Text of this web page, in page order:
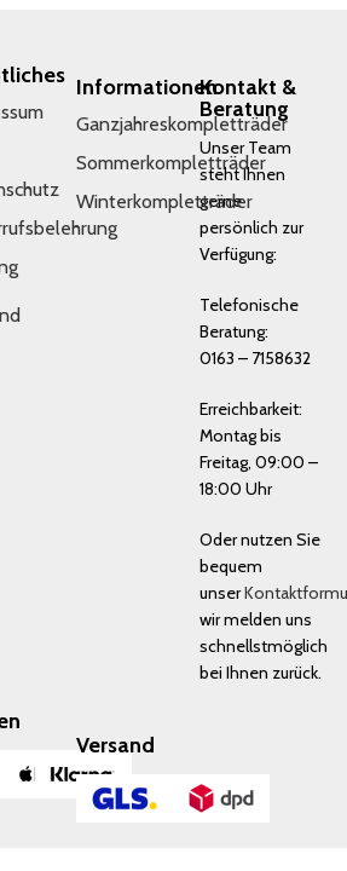
Informationen
Ganzjahreskompletträder
Sommerkompletträder
Winterkompletträder
Kontakt &
Beratung
Unser Team
steht Ihnen
gerne
persönlich zur
Verfügung:
Telefonische
Beratung:
0163 – 7158632
Erreichbarkeit:
Montag bis
Freitag, 09:00 –
18:00 Uhr
Oder nutzen Sie
bequem
unser
wir melden uns
schnellstmöglich
bei Ihnen zurück.
Versand